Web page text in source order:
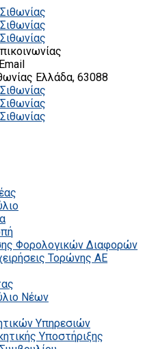
Email
Ελλάδα, 63088
Φορολογικών Διαφορών
Τορώνης ΑΕ
Νέων
Υπηρεσιών
Υποστήριξης